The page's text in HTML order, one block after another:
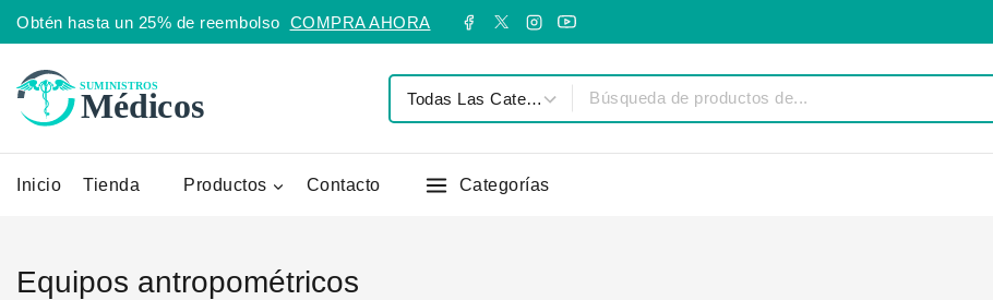
Obtén hasta un 25% de reembolso COMPRA AHORA
Inicio Tienda Productos Contacto Categorías
Equipos antropométricos